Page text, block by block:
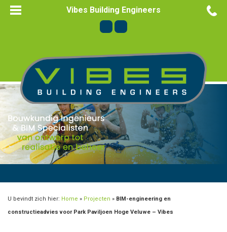
Vibes Building Engineers
U bevindt zich hier: Home » Projecten » BIM-engineering en
constructieadvies voor Park Paviljoen Hoge Veluwe – Vibes